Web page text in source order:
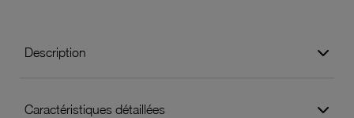
Description
Caractéristiques détaillées